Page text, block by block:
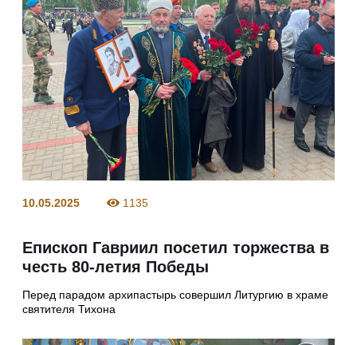
10.05.2025 1135
Епископ Гавриил посетил торжества в
честь 80-летия Победы
Перед парадом архипастырь совершил Литургию в храме
святителя Тихона